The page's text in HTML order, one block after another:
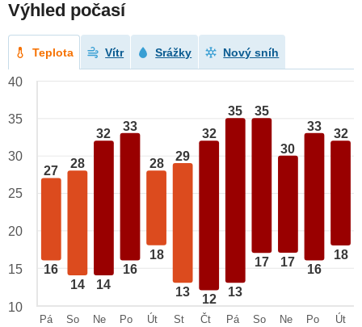
Výhled počasí
Teplota Vítr Srážky Nový sníh
27
16
28
14
32
14
33
16
28
18
29
13
32
12
35
13
35
17
30
17
33
16
32
18
40
35
30
25
20
15
10
Pá
So
Ne
Po
Út
St
Čt
Pá
So
Ne
Po
Út